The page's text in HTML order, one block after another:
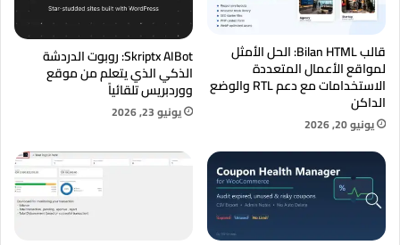
قالب Bilan HTML: الحل الأمثل
لمواقع الأعمال المتعددة
الاستخدامات مع دعم RTL والوضع
الداكن
يونيو 20, 2026
Skriptx AIBot: روبوت الدردشة
الذكي الذي يتعلم من موقع
ووردبريس تلقائياً
يونيو 23, 2026